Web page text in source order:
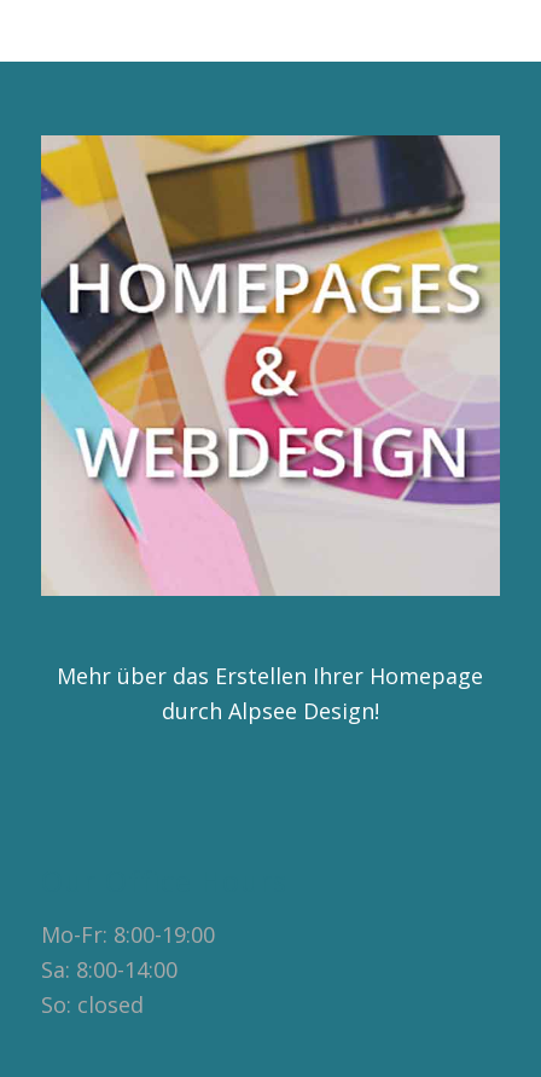
Mehr über das Erstellen Ihrer Homepage
durch Alpsee Design!
Mo-Fr: 8:00-19:00
Sa: 8:00-14:00
So: closed